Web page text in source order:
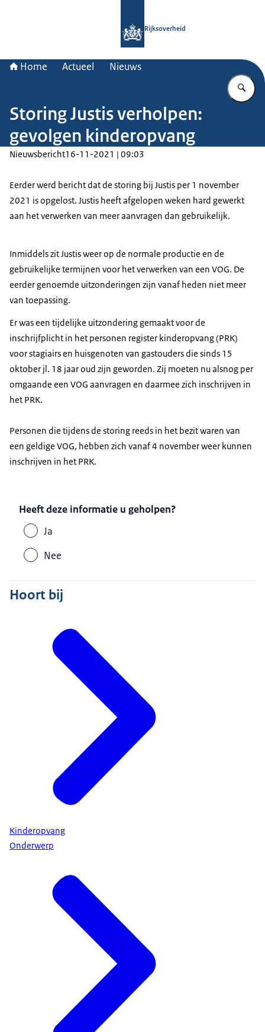
Rijksoverheid
Home Actueel Nieuws
Storing Justis verholpen:
gevolgen kinderopvang
Nieuwsbericht16-11-2021 | 09:03
Eerder werd bericht dat de storing bij Justis per 1 november
2021 is opgelost. Justis heeft afgelopen weken hard gewerkt
aan het verwerken van meer aanvragen dan gebruikelijk.
Inmiddels zit Justis weer op de normale productie en de
gebruikelijke termijnen voor het verwerken van een VOG. De
eerder genoemde uitzonderingen zijn vanaf heden niet meer
van toepassing.
Er was een tijdelijke uitzondering gemaakt voor de
inschrijfplicht in het personen register kinderopvang (PRK)
voor stagiairs en huisgenoten van gastouders die sinds 15
oktober jl. 18 jaar oud zijn geworden. Zij moeten nu alsnog per
omgaande een VOG aanvragen en daarmee zich inschrijven in
het PRK.
Personen die tijdens de storing reeds in het bezit waren van
een geldige VOG, hebben zich vanaf 4 november weer kunnen
inschrijven in het PRK.
Heeft deze informatie u geholpen?
Ja
Nee
Hoort bij
Kinderopvang
Onderwerp